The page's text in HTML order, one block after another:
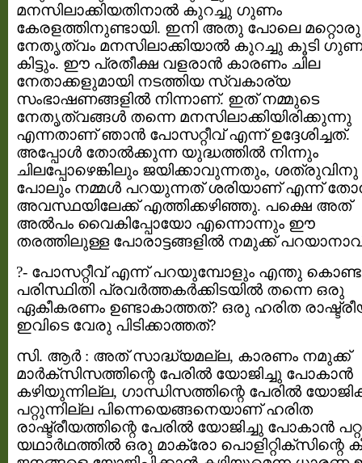
മനസിലാക്കിയതിനാല്‍ കുറച്ചു ഗുണം
കേരളത്തിനുണ്ടായി. ഇനി അതു പോലെ മറ്റൊരു
നേതൃത്വം മനസിലാക്കിയാല്‍ കുറച്ചു കൂടി
കിട്ടും. ഈ പ്രതീക്ഷ വളരാന്‍ കാരണം ചില
നേതാക്കളുമായി നടത്തിയ സ്വകാര്യ
സംഭാഷണങ്ങളില്‍ നിന്നാണ്. ഇത് നമ്മുടെ
നേതൃത്വങ്ങള്‍ തന്നെ മനസിലാക്കിയിരിക്കുന്നു
എന്നതാണ് ഞാന്‍ പോസറ്റീവ് എന്ന് ഉദ്ദേശിച്ചത്.
അപ്പോള്‍ തോല്‍ക്കുന്ന യുദ്ധത്തില്‍ നിന്നും
ചിലപ്പോഴെങ്കിലും ജയിക്കാവുന്നതും, ശത്രുവിനു
പോലും നമ്മള്‍ പറയുന്നത് ശരിയാണ് എന്ന്
അവസ്ഥയിലേക്ക് എത്തിക്കഴിഞ്ഞു. പക്ഷെ അത്
അല്‍പം വൈകിപ്പോയോ എന്നൊന്നും ഈ
തരത്തിലുള്ള പോരാട്ടങ്ങളില്‍ നമുക്ക്
?- പോസറ്റീവ് എന്ന് പറയുമ്പോളും എന്തു
പരിസ്ഥിതി പ്രവര്‍ത്തകര്‍ക്കിടയില്‍ തന്നെ ഒരു
ഏകീകരണം ഉണ്ടാകാത്തത്? ഒരു ഹരിത
ഇവിടെ വേരു പിടിക്കാത്തത്?
സി. ആര്‍ ‍: അത് സാദ്ധ്യമല്ല, കാരണം നമുക്ക്‌
മാര്‍ക്സിസത്തിന്റെ പേരില്‍ യോജിച്ചു പോകാന്‍
കഴിയുന്നില്ല, ഗാന്ധിസത്തിന്റെ പേരില്‍
പറ്റുന്നില്ല പിന്നെയെങ്ങനെയാണ് ഹരിത
രാഷ്ട്രീയത്തിന്റെ പേരില്‍ യോജിച്ചു പോകാന്‍
യഥാര്‍ഥത്തില്‍ ഒരു മാക്രോ പൊളിറ്റിക്സിന്റെ